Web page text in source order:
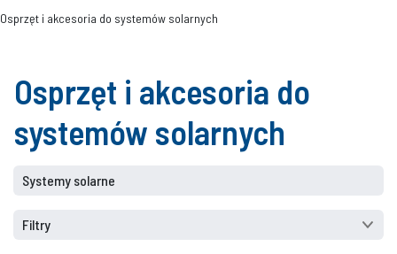
Osprzęt i akcesoria do systemów solarnych
Osprzęt i akcesoria do
systemów solarnych
Systemy solarne
Filtry